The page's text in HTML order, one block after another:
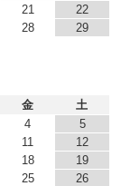
21
22
28
29
金
土
4
5
11
12
18
19
25 26